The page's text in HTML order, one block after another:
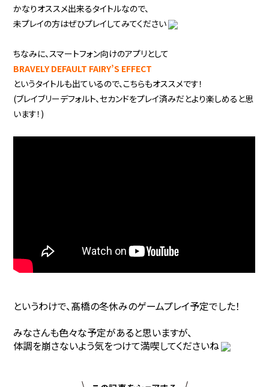
かなりオススメ出来るタイトルなので、
未プレイの方はぜひプレイしてみてください
ちなみに、スマートフォン向けのアプリとして
BRAVELY DEFAULT FAIRY’S EFFECT
というタイトルも出ているので、こちらもオススメです！
(ブレイブリーデフォルト、セカンドをプレイ済みだとより楽しめると思
います！)
というわけで、髙橋の冬休みのゲームプレイ予定でした！
みなさんも色々な予定があると思いますが、
体調を崩さないよう気をつけて満喫してくださいね